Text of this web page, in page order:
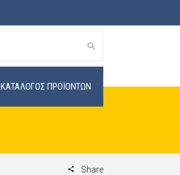
ΚΑΤΑΛΟΓΟΣ ΠΡΟΪΟΝΤΩΝ
Share